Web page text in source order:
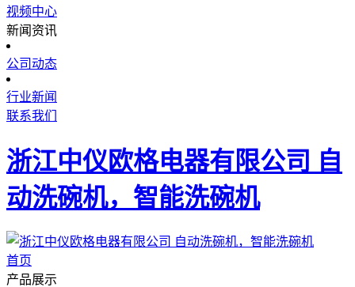
视频中心
新闻资讯
公司动态
行业新闻
联系我们
浙江中仪欧格电器有限公司 自
动洗碗机，智能洗碗机
首页
产品展示